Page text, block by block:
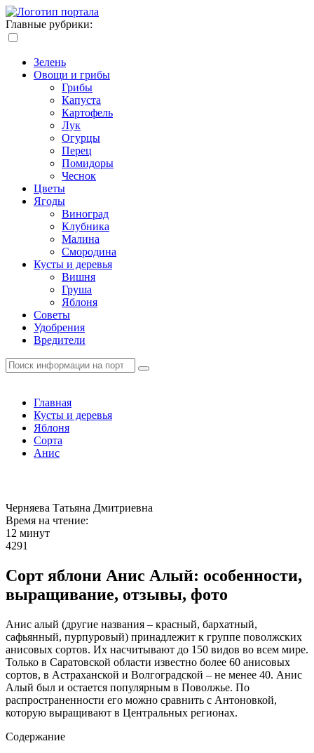
Главные рубрики:
Зелень
Овощи и грибы
Грибы
Капуста
Картофель
Лук
Огурцы
Перец
Помидоры
Чеснок
Цветы
Ягоды
Виноград
Клубника
Малина
Смородина
Кусты и деревья
Вишня
Груша
Яблоня
Советы
Удобрения
Вредители
Главная
Кусты и деревья
Яблоня
Сорта
Анис
Черняева Татьяна Дмитриевна
Время на чтение:
12 минут
4291
Сорт яблони Анис Алый: особенности,
выращивание, отзывы, фото
Анис алый (другие названия – красный, бархатный,
сафьянный, пурпуровый) принадлежит к группе поволжских
анисовых сортов. Их насчитывают до 150 видов во всем мире.
Только в Саратовской области известно более 60 анисовых
сортов, в Астраханской и Волгоградской – не менее 40. Анис
Алый был и остается популярным в Поволжье. По
распространенности его можно сравнить с Антоновкой,
которую выращивают в Центральных регионах.
Содержание